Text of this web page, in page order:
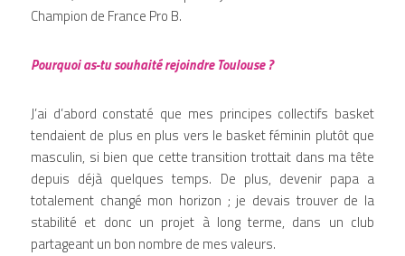
Champion de France Pro B.
Pourquoi as-tu souhaité rejoindre Toulouse ?
J’ai d’abord constaté que mes principes collectifs basket
tendaient de plus en plus vers le basket féminin plutôt que
masculin, si bien que cette transition trottait dans ma tête
depuis déjà quelques temps. De plus, devenir papa a
totalement changé mon horizon ; je devais trouver de la
stabilité et donc un projet à long terme, dans un club
partageant un bon nombre de mes valeurs.